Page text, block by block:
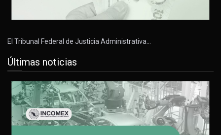
El Tribunal Federal de Justicia Administrativa…
Últimas noticias